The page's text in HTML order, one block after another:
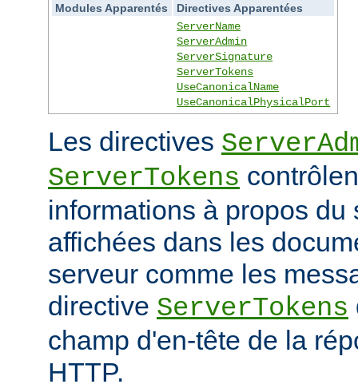
Modules Apparentés
Directives Apparentées
ServerName
ServerAdmin
ServerSignature
ServerTokens
UseCanonicalName
UseCanonicalPhysicalPort
Les directives
ServerTokens
informations à propos du
affichées dans les
serveur comme les
directive ServerTokens
champ d'en-tête de la
HTTP.